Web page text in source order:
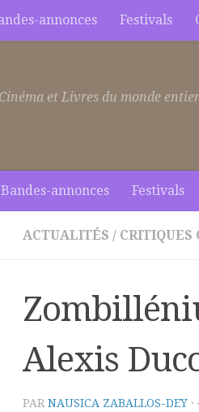
annonces Festivals
et Livres du monde
Bandes-annonces Festivals
ACTUALITÉS / CRITIQUES
Alexis
PAR NAUSICA ZABALLOS-DEY ·